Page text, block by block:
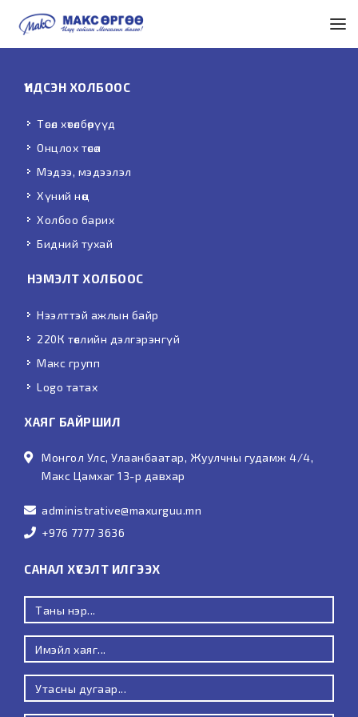
ҮНДСЭН ХОЛБООС
Төсөл хөтөлбөрүүд
Онцлох төсөл
Мэдээ, мэдээлэл
Хүний нөөц
Холбоо барих
Бидний тухай
НЭМЭЛТ ХОЛБООС
Нээлттэй ажлын байр
220К төслийн дэлгэрэнгүй
Макс групп
Logo татах
ХАЯГ БАЙРШИЛ
Монгол Улс, Улаанбаатар, Жуулчны гудамж 4/4,
Макс Цамхаг 13-р давхар
administrative@maxurguu.mn
+976 7777 3636
САНАЛ ХҮСЭЛТ ИЛГЭЭХ